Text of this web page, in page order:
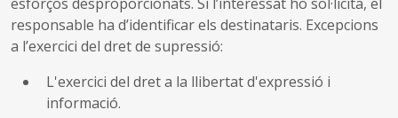
responsable ha d’identificar els destinataris. Excepcions
a l’exercici del dret de supressió:
L'exercici del dret a la llibertat d'expressió i
informació.